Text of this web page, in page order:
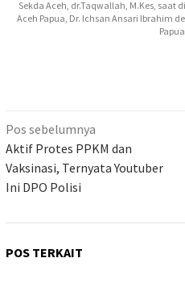
Sekda Aceh, dr.Taqwallah, M.Kes,
Aceh Papua, Dr. Ichsan Ansari Ibrahim
Navigasi
pos
Pos sebelumnya
Aktif Protes PPKM dan
Vaksinasi, Ternyata Youtuber
Ini DPO Polisi
POS TERKAIT